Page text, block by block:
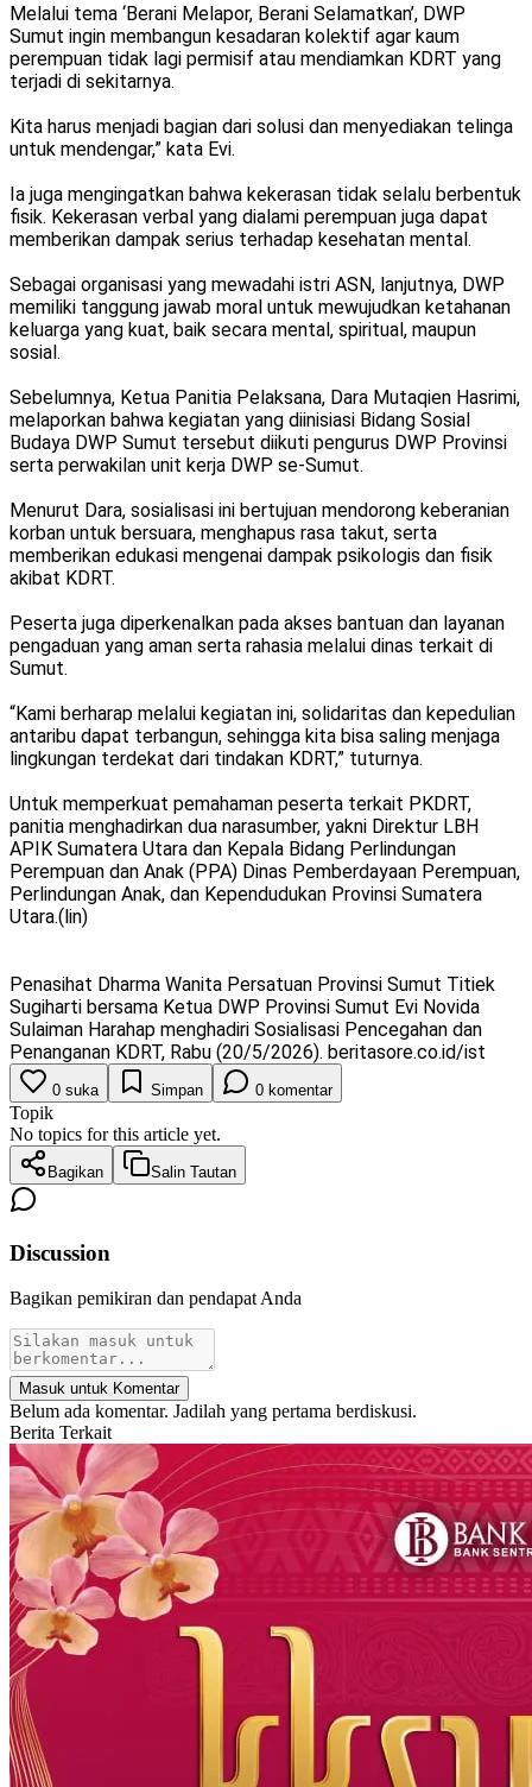
Melalui tema ‘Berani Melapor, Berani Selamatkan’, DWP
Sumut ingin membangun kesadaran kolektif agar kaum
perempuan tidak lagi permisif atau mendiamkan KDRT yang
terjadi di sekitarnya.
Kita harus menjadi bagian dari solusi dan menyediakan telinga
untuk mendengar,” kata Evi.
Ia juga mengingatkan bahwa kekerasan tidak selalu berbentuk
fisik. Kekerasan verbal yang dialami perempuan juga dapat
memberikan dampak serius terhadap kesehatan mental.
Sebagai organisasi yang mewadahi istri ASN, lanjutnya, DWP
memiliki tanggung jawab moral untuk mewujudkan ketahanan
keluarga yang kuat, baik secara mental, spiritual, maupun
sosial.
Sebelumnya, Ketua Panitia Pelaksana, Dara Mutaqien Hasrimi,
melaporkan bahwa kegiatan yang diinisiasi Bidang Sosial
Budaya DWP Sumut tersebut diikuti pengurus DWP Provinsi
serta perwakilan unit kerja DWP se-Sumut.
Menurut Dara, sosialisasi ini bertujuan mendorong keberanian
korban untuk bersuara, menghapus rasa takut, serta
memberikan edukasi mengenai dampak psikologis dan fisik
akibat KDRT.
Peserta juga diperkenalkan pada akses bantuan dan layanan
pengaduan yang aman serta rahasia melalui dinas terkait di
Sumut.
“Kami berharap melalui kegiatan ini, solidaritas dan kepedulian
antaribu dapat terbangun, sehingga kita bisa saling menjaga
lingkungan terdekat dari tindakan KDRT,” tuturnya.
Untuk memperkuat pemahaman peserta terkait PKDRT,
panitia menghadirkan dua narasumber, yakni Direktur LBH
APIK Sumatera Utara dan Kepala Bidang Perlindungan
Perempuan dan Anak (PPA) Dinas Pemberdayaan Perempuan,
Perlindungan Anak, dan Kependudukan Provinsi Sumatera
Utara.(lin)
Penasihat Dharma Wanita Persatuan Provinsi Sumut Titiek
Sugiharti bersama Ketua DWP Provinsi Sumut Evi Novida
Sulaiman Harahap menghadiri Sosialisasi Pencegahan dan
Penanganan KDRT, Rabu (20/5/2026). beritasore.co.id/ist
0 suka Simpan 0 komentar
Topik
No topics for this article yet.
Bagikan Salin Tautan
Discussion
Bagikan pemikiran dan pendapat Anda
Masuk untuk Komentar
Belum ada komentar. Jadilah yang pertama berdiskusi.
Berita Terkait